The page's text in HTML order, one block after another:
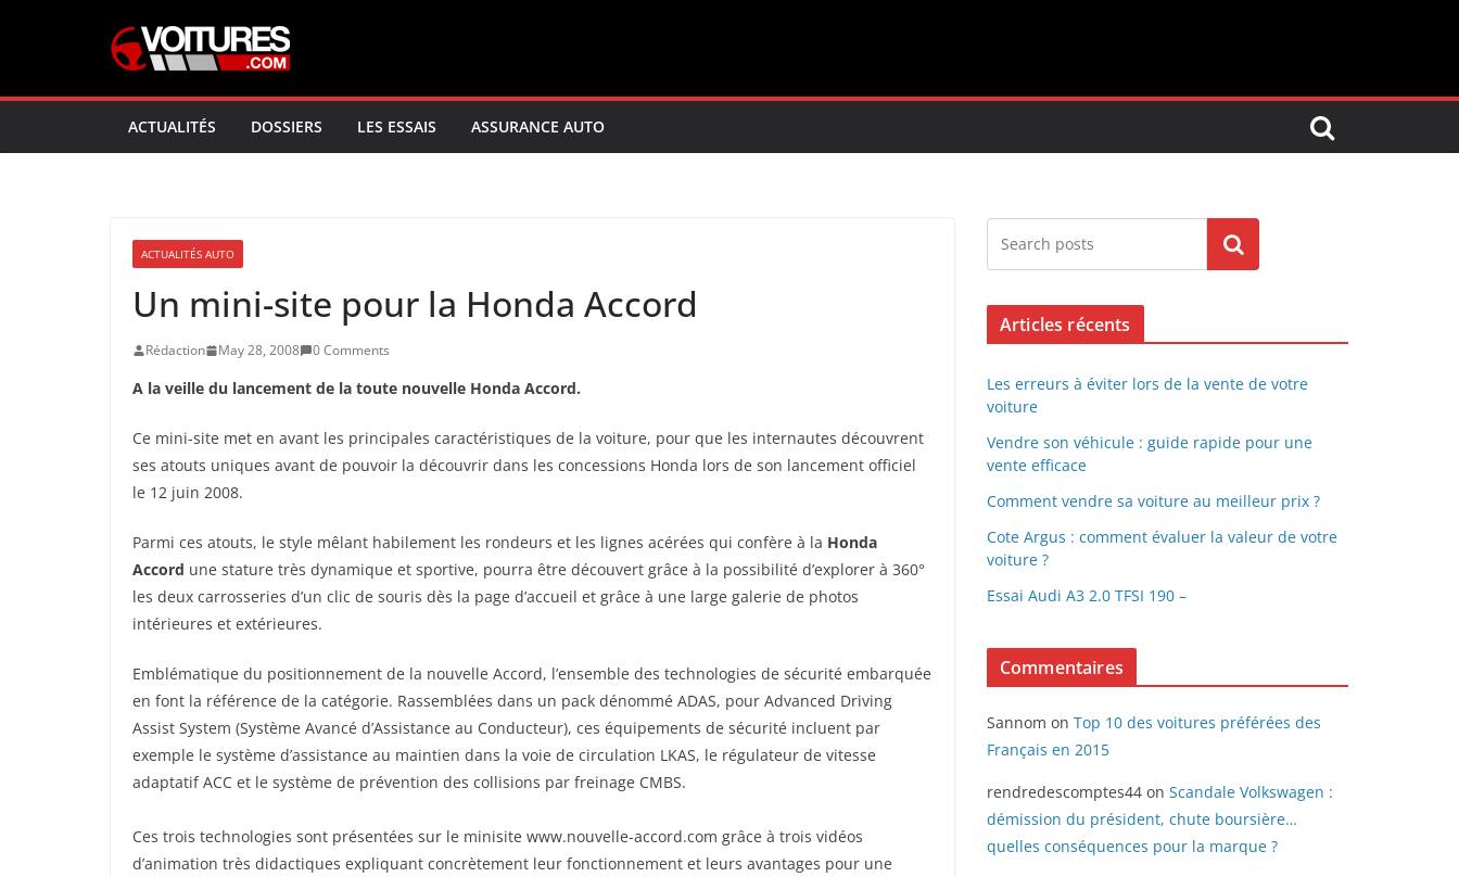
ACTUALITÉS DOSSIERS LES ESSAIS ASSURANCE AUTO
ACTUALITÉS AUTO
Un mini-site pour la Honda Accord
Rédaction May 28, 2008 0 Comments
A la veille du lancement de la toute nouvelle Honda Accord.
Ce mini-site met en avant les principales caractéristiques de la voiture, pour que les internautes découvrent
ses atouts uniques avant de pouvoir la découvrir dans les concessions Honda lors de son lancement officiel
le 12 juin 2008.
Parmi ces atouts, le style mêlant habilement les rondeurs et les lignes acérées qui confère à la Honda
Accord une stature très dynamique et sportive, pourra être découvert grâce à la possibilité d’explorer à 360°
les deux carrosseries d’un clic de souris dès la page d’accueil et grâce à une large galerie de photos
intérieures et extérieures.
Emblématique du positionnement de la nouvelle Accord, l’ensemble des technologies de sécurité embarquée
en font la référence de la catégorie. Rassemblées dans un pack dénommé ADAS, pour Advanced Driving
Assist System (Système Avancé d’Assistance au Conducteur), ces équipements de sécurité incluent par
exemple le système d’assistance au maintien dans la voie de circulation LKAS, le régulateur de vitesse
adaptatif ACC et le système de prévention des collisions par freinage CMBS.
Ces trois technologies sont présentées sur le minisite www.nouvelle-accord.com grâce à trois vidéos
d’animation très didactiques expliquant concrètement leur fonctionnement et leurs avantages pour une
Search
Articles récents
Les erreurs à éviter lors de la vente de votre
voiture
Vendre son véhicule : guide rapide pour une
vente efficace
Comment vendre sa voiture au meilleur prix ?
Cote Argus : comment évaluer la valeur de votre
voiture ?
Essai Audi A3 2.0 TFSI 190 –
Commentaires
Sannom on Top 10 des voitures préférées des
Français en 2015
rendredescomptes44 on Scandale Volkswagen :
démission du président, chute boursière…
quelles conséquences pour la marque ?